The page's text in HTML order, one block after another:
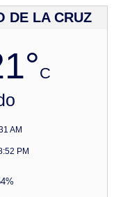
DE LA CRUZ
C
AM
PM